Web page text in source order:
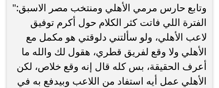
وتابع حارس مرمي الأهلي ومنتخب مصر الاسبق:"
الفترة اللي فاتت كثر الكلام حول أكرم توفيق
لاعب الأهلي، ولو سألتني دلوقتي هو مكمل مع
الأهلي ولا وقع لفريق قطري، هقول لك والله ما
أعرف الحقيقة، بس كله قال إنه وقع خلاص، لكن
الأهلي عمل أيه استفاد من اللاعب وبيدفع به في